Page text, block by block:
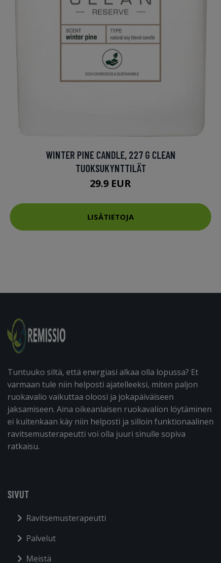
WINTER PINE CANDLE, 227 G CLEAN
TUOKSUKYNTTILÄT
29.9 EUR
LISÄTIETOJA
Tuntuuko siltä, että energiasi alkaa olla lopussa? Et
varmaan tule niin helposti ajatelleeksi, miten paljon
ruokavalio vaikuttaa oloosi ja jokapäiväiseen
jaksamiseen. Aina oikeanlaisen ruokavalion löytäminen
ei kuitenkaan käy niin helposti ja silloin funktionaalinen
ravitsemusterapeutti voi olla juuri sinulle sopiva
ratkaisu.
SIVUT
Ravitsemusterapeutti
Palvelut
Meistä